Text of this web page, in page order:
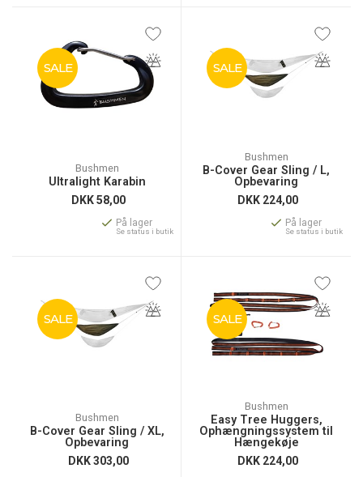
SALE
Bushmen
Ultralight Karabin
DKK58,00
På lager
Se status i butik
SALE
Bushmen
B-Cover Gear Sling / L,
Opbevaring
DKK 224,00
På lager
Se status i butik
SALE
Bushmen
B-Cover Gear Sling / XL,
Opbevaring
DKK303,00
SALE
Bushmen
Easy Tree Huggers,
Ophængningssystem til
Hængekøje
DKK 224,00